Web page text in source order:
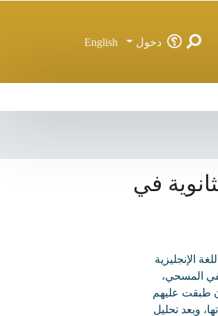
دخول English
في
الإنجليزية
المسحي،
نجران طبقت عليهم
من صدقها وثباتها، وبعد تحليل